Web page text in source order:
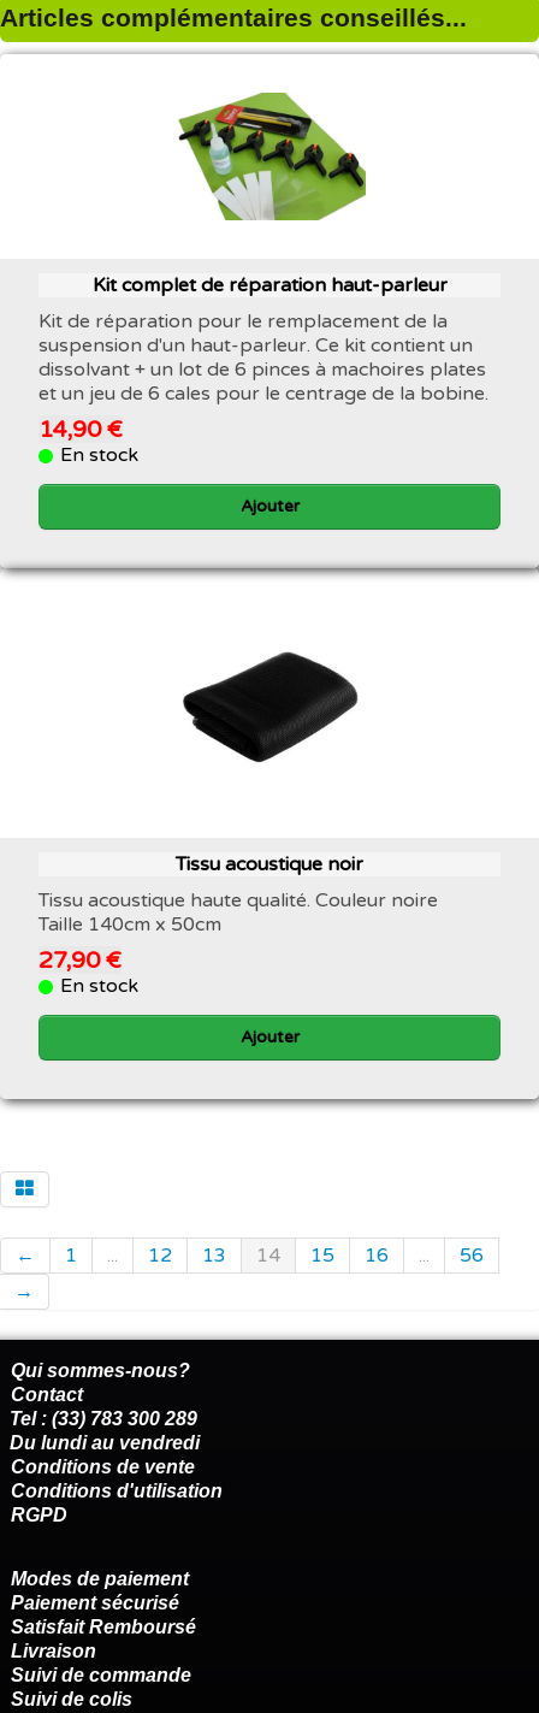
Articles complémentaires conseillés...
Kit complet de réparation haut-parleur
Kit de réparation pour le remplacement de la
suspension d'un haut-parleur. Ce kit contient un
dissolvant + un lot de 6 pinces à machoires plates
et un jeu de 6 cales pour le centrage de la bobine.
14,90 €
En stock
Ajouter
Tissu acoustique noir
Tissu acoustique haute qualité. Couleur noire
Taille 140cm x 50cm
27,90 €
En stock
Ajouter
← 1 ... 12 13 14 15 16 ...
56
→
Qui sommes-nous?
Contact
Tel : (33) 783 300 289
Du lundi au vendredi
Conditions de vente
Conditions d'utilisation
RGPD
Modes de paiement
Paiement sécurisé
Satisfait Remboursé
Livraison
Suivi de commande
Suivi de colis